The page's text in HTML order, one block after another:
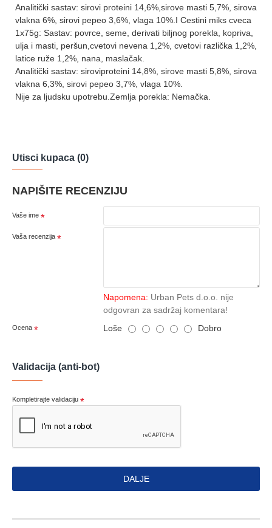
Analitički sastav: sirovi proteini 14,6%,sirove masti 5,7%, sirova
vlakna 6%, sirovi pepeo 3,6%, vlaga 10%.I Cestini miks cveca
1x75g: Sastav: povrce, seme, derivati biljnog porekla, kopriva,
ulja i masti, peršun,cvetovi nevena 1,2%, cvetovi različka 1,2%,
latice ruže 1,2%, nana, maslačak.
Analitički sastav: siroviproteini 14,8%, sirove masti 5,8%, sirova
vlakna 6,3%, sirovi pepeo 3,7%, vlaga 10%.
Nije za ljudsku upotrebu.Zemlja porekla: Nemačka.
Utisci kupaca (0)
NAPIŠITE RECENZIJU
Vaše ime
Vaša recenzija
Napomena: Urban Pets d.o.o. nije
odgovran za sadržaj komentara!
Ocena Loše Dobro
Validacija (anti-bot)
Kompletirajte validaciju
DALJE